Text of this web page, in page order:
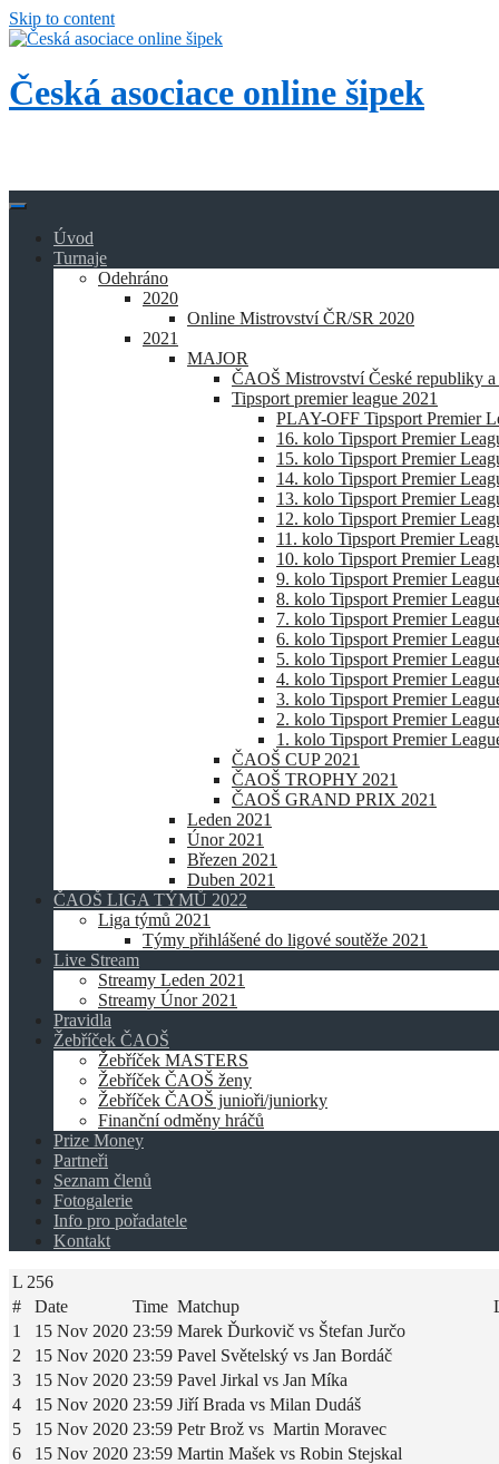
Skip to content
Česká asociace online šipek
Úvod
Turnaje
Odehráno
2020
Online Mistrovství ČR/SR 2020
2021
MAJOR
ČAOŠ Mistrovství České republiky a
Tipsport premier league 2021
PLAY-OFF Tipsport Premier
16. kolo Tipsport Premier
15. kolo Tipsport Premier
14. kolo Tipsport Premier
13. kolo Tipsport Premier
12. kolo Tipsport Premier
11. kolo Tipsport Premier
10. kolo Tipsport Premier
9. kolo Tipsport Premier
8. kolo Tipsport Premier
7. kolo Tipsport Premier
6. kolo Tipsport Premier
5. kolo Tipsport Premier
4. kolo Tipsport Premier
3. kolo Tipsport Premier
2. kolo Tipsport Premier
1. kolo Tipsport Premier
ČAOŠ CUP 2021
ČAOŠ TROPHY 2021
ČAOŠ GRAND PRIX 2021
Leden 2021
Únor 2021
Březen 2021
Duben 2021
ČAOŠ LIGA TÝMŮ 2022
Liga týmů 2021
Týmy přihlášené do ligové soutěže 2021
Live Stream
Streamy Leden 2021
Streamy Únor 2021
Pravidla
Žebříček ČAOŠ
Žebříček MASTERS
Žebříček ČAOŠ ženy
Žebříček ČAOŠ junioři/juniorky
Finanční odměny hráčů
Prize Money
Partneři
Seznam členů
Fotogalerie
Info pro pořadatele
Kontakt
L 256
#
Date Time Matchup
1
15 Nov 2020 23:59 Marek Ďurkovič vs Štefan Jurčo
2
15 Nov 2020 23:59 Pavel Světelský vs Jan Bordáč
3
15 Nov 2020 23:59 Pavel Jirkal vs Jan Míka
4
15 Nov 2020 23:59 Jiří Brada vs Milan Dudáš
5
15 Nov 2020 23:59 Petr Brož vs Martin Moravec
6
15 Nov 2020 23:59 Martin Mašek vs Robin Stejskal